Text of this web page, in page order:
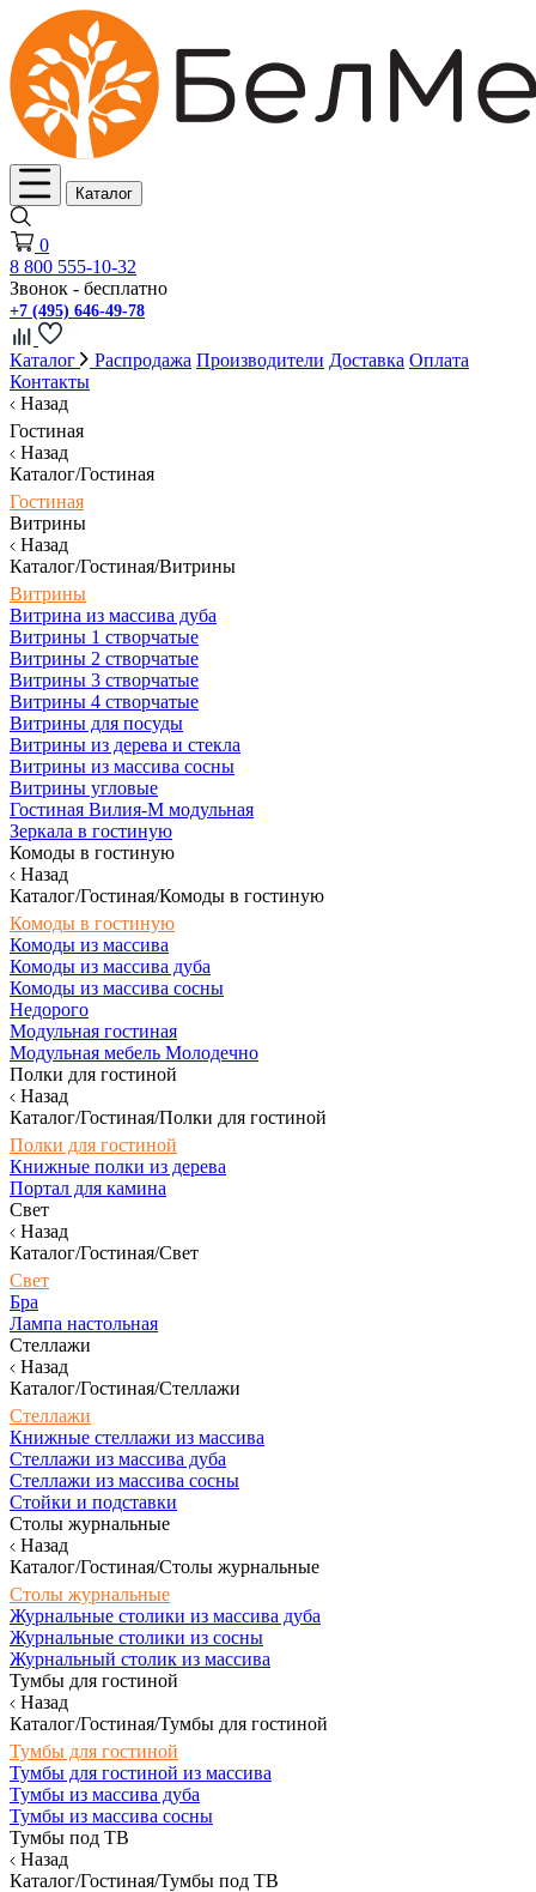
Каталог
0
8 800 555-10-32
Звонок - бесплатно
+7 (495) 646-49-78
Каталог Распродажа Производители Доставка Оплата
Контакты
Назад
Гостиная
Назад
Каталог/Гостиная
Гостиная
Витрины
Назад
Каталог/Гостиная/Витрины
Витрины
Витрина из массива дуба
Витрины 1 створчатые
Витрины 2 створчатые
Витрины 3 створчатые
Витрины 4 створчатые
Витрины для посуды
Витрины из дерева и стекла
Витрины из массива сосны
Витрины угловые
Гостиная Вилия-М модульная
Зеркала в гостиную
Комоды в гостиную
Назад
Каталог/Гостиная/Комоды в гостиную
Комоды в гостиную
Комоды из массива
Комоды из массива дуба
Комоды из массива сосны
Недорого
Модульная гостиная
Модульная мебель Молодечно
Полки для гостиной
Назад
Каталог/Гостиная/Полки для гостиной
Полки для гостиной
Книжные полки из дерева
Портал для камина
Свет
Назад
Каталог/Гостиная/Свет
Свет
Бра
Лампа настольная
Стеллажи
Назад
Каталог/Гостиная/Стеллажи
Стеллажи
Книжные стеллажи из массива
Стеллажи из массива дуба
Стеллажи из массива сосны
Стойки и подставки
Столы журнальные
Назад
Каталог/Гостиная/Столы журнальные
Столы журнальные
Журнальные столики из массива дуба
Журнальные столики из сосны
Журнальный столик из массива
Тумбы для гостиной
Назад
Каталог/Гостиная/Тумбы для гостиной
Тумбы для гостиной
Тумбы для гостиной из массива
Тумбы из массива дуба
Тумбы из массива сосны
Тумбы под ТВ
Назад
Каталог/Гостиная/Тумбы под ТВ